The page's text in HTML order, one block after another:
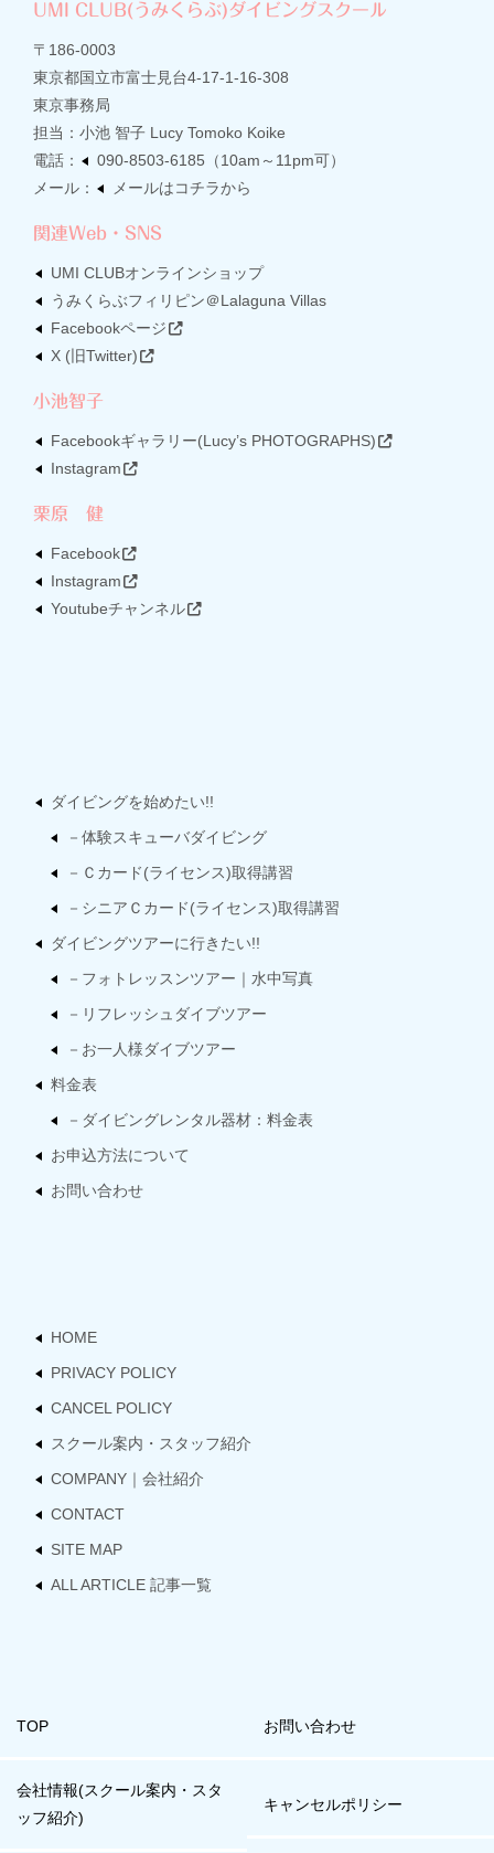
UMI CLUB(うみくらぶ)ダイビングスクール
〒186-0003
東京都国立市富士見台4-17-1-16-308
東京事務局
担当：小池 智子 Lucy Tomoko Koike
電話：
090-8503-6185 （10am～11pm可）
メール：
メールはコチラから
関連Web・SNS
UMI CLUBオンラインショップ
うみくらぶフィリピン＠Lalaguna Villas
Facebookページ
X (旧Twitter)
小池智子
Facebookギャラリー(Lucy’s PHOTOGRAPHS)
Instagram
栗原 健
Facebook
Instagram
Youtubeチャンネル
ダイビングを始めたい!!
－体験スキューバダイビング
－Ｃカード(ライセンス)取得講習
－シニアＣカード(ライセンス)取得講習
ダイビングツアーに行きたい!!
－フォトレッスンツアー｜水中写真
－リフレッシュダイブツアー
－お一人様ダイブツアー
料金表
－ダイビングレンタル器材：料金表
お申込方法について
お問い合わせ
HOME
PRIVACY POLICY
CANCEL POLICY
スクール案内・スタッフ紹介
COMPANY｜会社紹介
CONTACT
SITE MAP
ALL ARTICLE 記事一覧
TOP お問い合わせ
会社情報(スクール案内・スタ
ッフ紹介)
キャンセルポリシー